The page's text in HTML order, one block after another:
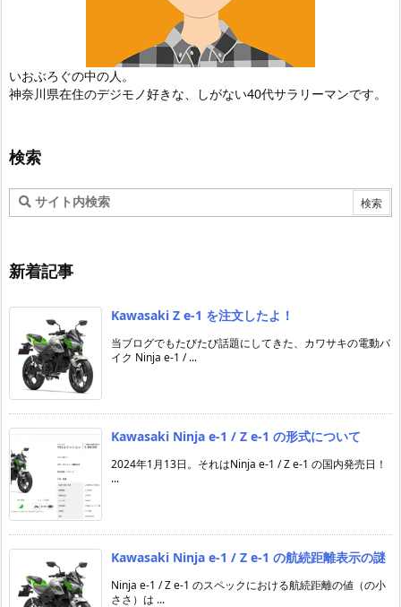
いおぶろぐの中の人。
神奈川県在住のデジモノ好きな、しがない40代サラリーマンです。
検索
新着記事
Kawasaki Z e-1 を注文したよ！
当ブログでもたびたび話題にしてきた、カワサキの電動バ
イク Ninja e-1 / ...
Kawasaki Ninja e-1 / Z e-1 の形式について
2024年1月13日。それはNinja e-1 / Z e-1 の国内発売日！
...
Kawasaki Ninja e-1 / Z e-1 の航続距離表示の謎
Ninja e-1 / Z e-1 のスペックにおける航続距離の値（の小
ささ）は ...